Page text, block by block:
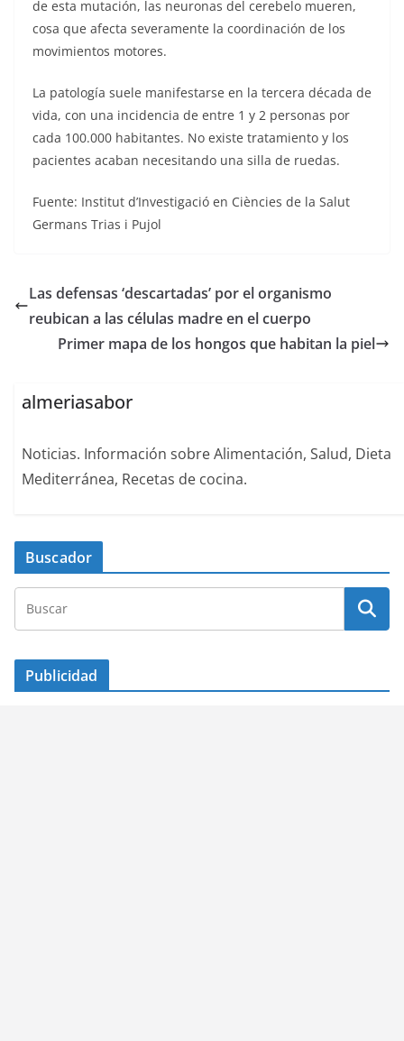
de esta mutación, las neuronas del cerebelo mueren,
cosa que afecta severamente la coordinación de los
movimientos motores.
La patología suele manifestarse en la tercera década de
vida, con una incidencia de entre 1 y 2 personas por
cada 100.000 habitantes. No existe tratamiento y los
pacientes acaban necesitando una silla de ruedas.
Fuente: Institut d’Investigació en Ciències de la Salut
Germans Trias i Pujol
Las defensas ‘descartadas’ por el organismo
reubican a las células madre en el cuerpo
Primer mapa de los hongos que habitan la piel
almeriasabor
Noticias. Información sobre Alimentación, Salud, Dieta
Mediterránea, Recetas de cocina.
Buscador
Publicidad